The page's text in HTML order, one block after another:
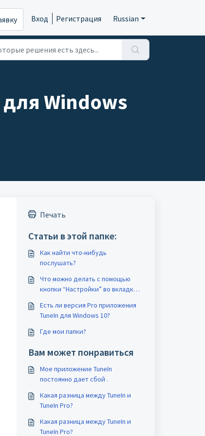
Вход Регистрация Russian
Windows
Печать
Статьи в этой папке:
Как найти что-нибудь
послушать?
Что можно делать с помощью
кнопки “Настройки” во вкладке
Есть ли версия Pro приложения
TuneIn для Windows 10?
Где мои папки?
Вам может понравиться
Мое приложение TuneIn
постоянно дает сбой .
Какая разница между TuneIn и
TuneIn Pro?
Какая разница между TuneIn и
TuneIn Pro?